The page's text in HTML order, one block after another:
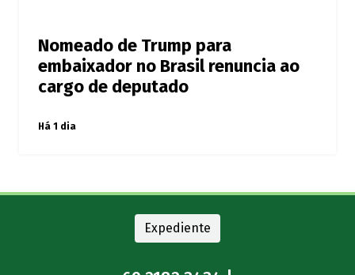
Nomeado de Trump para
embaixador no Brasil renuncia ao
cargo de deputado
Há 1 dia
Expediente